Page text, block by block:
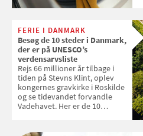
FERIE I DANMARK
Besøg de 10 steder i Danmark,
der er på UNESCO’s
verdensarvsliste
Rejs 66 millioner år tilbage i
tiden på Stevns Klint, oplev
kongernes gravkirke i Roskilde
og se tidevandet forvandle
Vadehavet. Her er de 10